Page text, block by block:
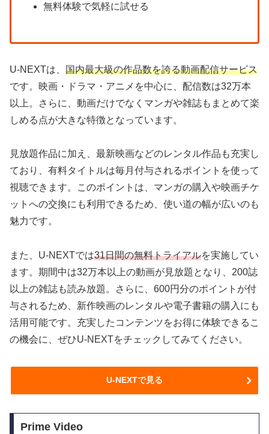
無料体験で気軽に試せる
U-NEXTは、 国内最大級の作品数を誇る動画配信サービス
です。映画・ドラマ・アニメを中心に、配信数は32万本
以上。さらに、動画だけでなくマンガや雑誌もまとめて楽
しめる点が大きな特徴となっています。
見放題作品に加え、最新映画などのレンタル作品も充実し
ており、有料タイトルは毎月付与されるポイントを使って
視聴できます。このポイントは、マンガの購入や映画チケ
ットへの交換にも利用できるため、使い道の幅が広いのも
魅力です。
また、U-NEXTでは31日間の無料トライアルを実施してい
ます。期間中は32万本以上の動画が見放題となり、200誌
以上の雑誌も読み放題。さらに、600円分のポイントが付
与されるため、新作映画のレンタルや電子書籍の購入にも
活用可能です。充実したコンテンツをお得に体験できるこ
の機会に、ぜひU-NEXTをチェックしてみてください。
U-NEXTで見る
Prime Video